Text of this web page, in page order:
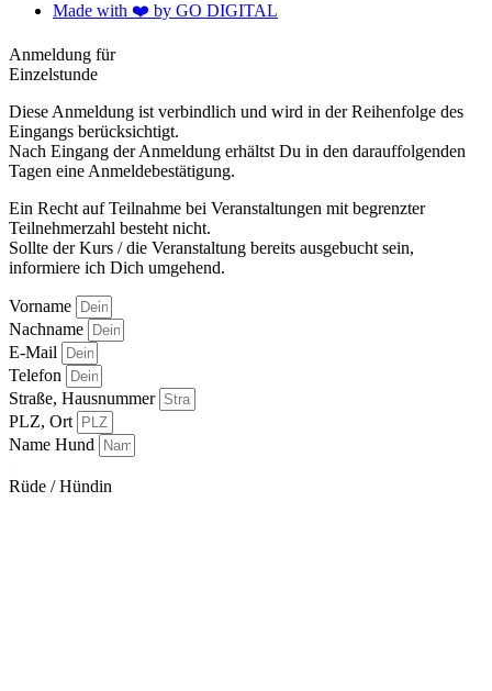
Made with ❤️️ by GO DIGITAL
Anmeldung für
Einzelstunde
Diese Anmeldung ist verbindlich und wird in der Reihenfolge des
Eingangs berücksichtigt.
Nach Eingang der Anmeldung erhältst Du in den darauffolgenden
Tagen eine Anmeldebestätigung.
Ein Recht auf Teilnahme bei Veranstaltungen mit begrenzter
Teilnehmerzahl besteht nicht.
Sollte der Kurs / die Veranstaltung bereits ausgebucht sein,
informiere ich Dich umgehend.
Vorname
Nachname
E-Mail
Telefon
Straße, Hausnummer
PLZ, Ort
Name Hund
Rüde / Hündin